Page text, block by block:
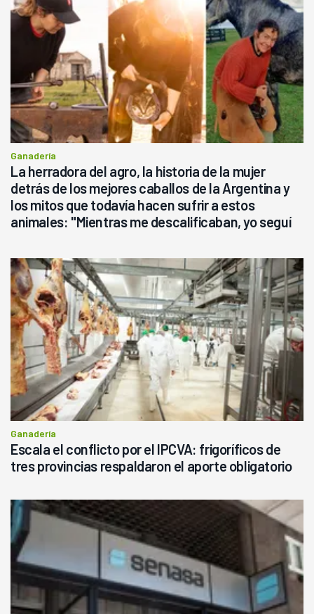
Ganadería
La herradora del agro, la historia de la mujer
detrás de los mejores caballos de la Argentina y
los mitos que todavía hacen sufrir a estos
animales: "Mientras me descalificaban, yo seguí
Ganadería
Escala el conflicto por el IPCVA: frigoríficos de
tres provincias respaldaron el aporte obligatorio